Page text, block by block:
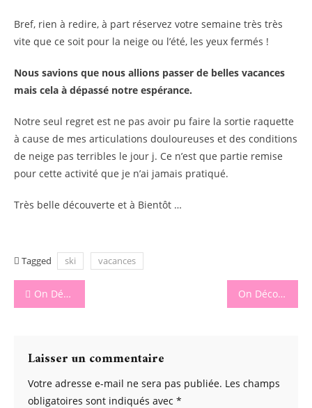
Bref, rien à redire, à part réservez votre semaine très très
vite que ce soit pour la neige ou l’été, les yeux fermés !
Nous savions que nous allions passer de belles vacances
mais cela à dépassé notre espérance.
Notre seul regret est ne pas avoir pu faire la sortie raquette
à cause de mes articulations douloureuses et des conditions
de neige pas terribles le jour j. Ce n’est que partie remise
pour cette activité que je n’ai jamais pratiqué.
Très belle découverte et à Bientôt …
Tagged ski vacances
Navigation
de
l’article
On Découvre La Biotyfull Box Du Mois De Février On Découvre La Biotyfull Box Du Mois De Mars
Laisser un commentaire
Votre adresse e-mail ne sera pas publiée. Les champs
obligatoires sont indiqués avec *